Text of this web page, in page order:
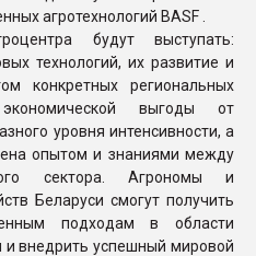
агротехнологий BASF .
будут выступать:
технологий, их развитие и
конкретных региональных
выгоды от
уровня интенсивности, а
опытом и знаниями между
сектора. Агрономы и
Беларуси смогут получить
подходам в области
внедрить успешный мировой